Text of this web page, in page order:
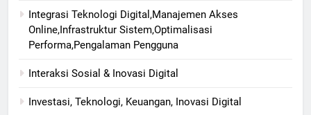
Integrasi Teknologi Digital,Manajemen Akses
Online,Infrastruktur Sistem,Optimalisasi
Performa,Pengalaman Pengguna
Interaksi Sosial & Inovasi Digital
Investasi, Teknologi, Keuangan, Inovasi Digital